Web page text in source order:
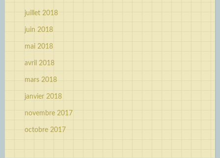
juillet 2018
juin 2018
mai 2018
avril 2018
mars 2018
janvier 2018
novembre 2017
octobre 2017